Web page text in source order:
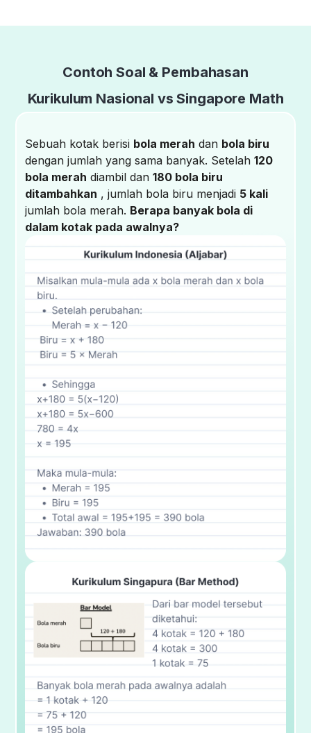
Contoh Soal & Pembahasan
Kurikulum Nasional vs Singapore Math
Sebuah kotak berisi bola merah dan bola biru
dengan jumlah yang sama banyak. Setelah120
bola merah diambil dan180 bola biru
ditambahkan , jumlah bola biru menjadi 5 kali
jumlah bola merah. Berapa banyak bola di
dalam kotak pada awalnya?